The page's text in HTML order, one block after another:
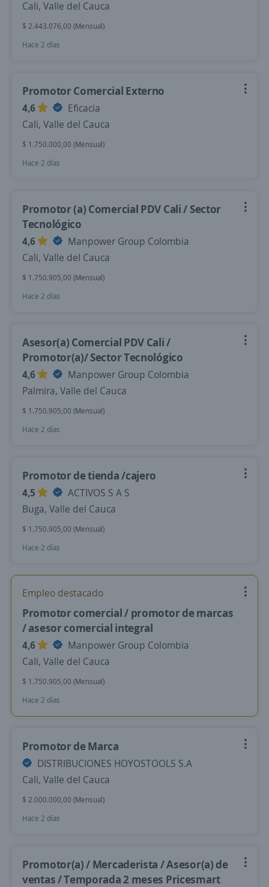
Cali, Valle del Cauca
$ 2.443.076,00 (Mensual)
Hace 2 días
Promotor Comercial Externo
4,6
Eficacia
Cali, Valle del Cauca
$ 1.750.000,00 (Mensual)
Hace 2 días
Promotor (a) Comercial PDV Cali / Sector
Tecnológico
4,6
Manpower Group Colombia
Cali, Valle del Cauca
$ 1.750.905,00 (Mensual)
Hace 2 días
Asesor(a) Comercial PDV Cali /
Promotor(a)/ Sector Tecnológico
4,6
Manpower Group Colombia
Palmira, Valle del Cauca
$ 1.750.905,00 (Mensual)
Hace 2 días
Promotor de tienda /cajero
4,5
ACTIVOS S A S
Buga, Valle del Cauca
$ 1.750.905,00 (Mensual)
Hace 2 días
Empleo destacado
Promotor comercial / promotor de marcas
/ asesor comercial integral
4,6
Manpower Group Colombia
Cali, Valle del Cauca
$ 1.750.905,00 (Mensual)
Hace 2 días
Promotor de Marca
DISTRIBUCIONES HOYOSTOOLS S.A
Cali, Valle del Cauca
$ 2.000.000,00 (Mensual)
Hace 2 días
Promotor(a) / Mercaderista / Asesor(a) de
ventas / Temporada 2 meses Pricesmart